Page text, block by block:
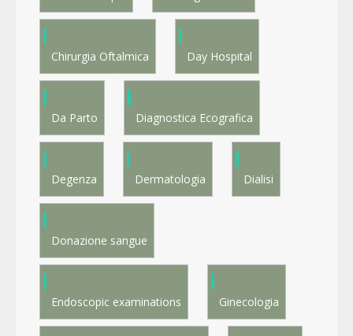
Chirurgia Oftalmica Day Hospital
Da Parto Diagnostica Ecografica
Degenza Dermatologia Dialisi
Donazione sangue
Endoscopic examinations Ginecologia